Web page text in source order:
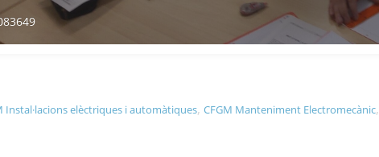
Instal·lacions elèctriques i automàtiques,CFGM Manteniment Electromecànic,